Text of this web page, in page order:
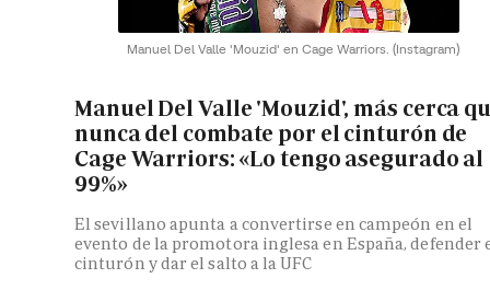
Manuel Del Valle 'Mouzid' en Cage Warriors. (Instagram)
Manuel Del Valle 'Mouzid', más cerca
nunca del combate por el cinturón de
Cage Warriors: «Lo tengo asegurado al
99%»
El sevillano apunta a convertirse en campeón en el
evento de la promotora inglesa en España, defender
cinturón y dar el salto a la UFC